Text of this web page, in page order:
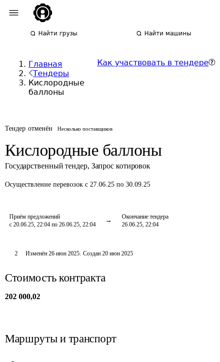
Найти грузы Найти машины
Главная
Тендеры
Кислородные
баллоны
Как участвовать в тендере
Тендер отменён Несколько поставщиков
Кислородные баллоны
Государственный тендер, Запрос котировок
Осуществление перевозок с 27.06.25 по 30.09.25
Приём предложений
с 20.06.25, 22:04 по 26.06.25, 22:04
Окончание тендера
26.06.25, 22:04
2 Изменён 26 июн 2025. Создан 20 июн 2025
Стоимость контракта
202 000,02
Маршруты и транспорт